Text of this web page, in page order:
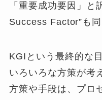
「重要成功要因」と
Success Factor”も
KGIという最終的な
いろいろな方策が考
方策や手段は、プロ